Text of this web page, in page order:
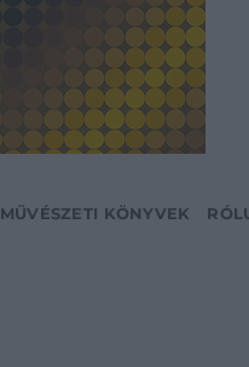
MŰVÉSZETI KÖNYVEK